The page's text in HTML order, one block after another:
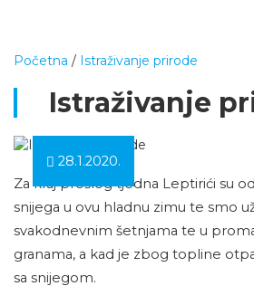
Početna / Istraživanje prirode
Istraživanje
28.1.2020.
Za kraj prošlog tjedna Leptirići su
snijega u ovu hladnu zimu te smo
svakodnevnim šetnjama te u
granama, a kad je zbog topline
sa snijegom.